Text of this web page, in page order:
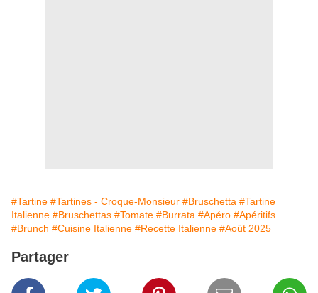
#Tartine #Tartines - Croque-Monsieur #Bruschetta #Tartine
Italienne #Bruschettas #Tomate #Burrata #Apéro #Apéritifs
#Brunch #Cuisine Italienne #Recette Italienne #Août 2025
Partager